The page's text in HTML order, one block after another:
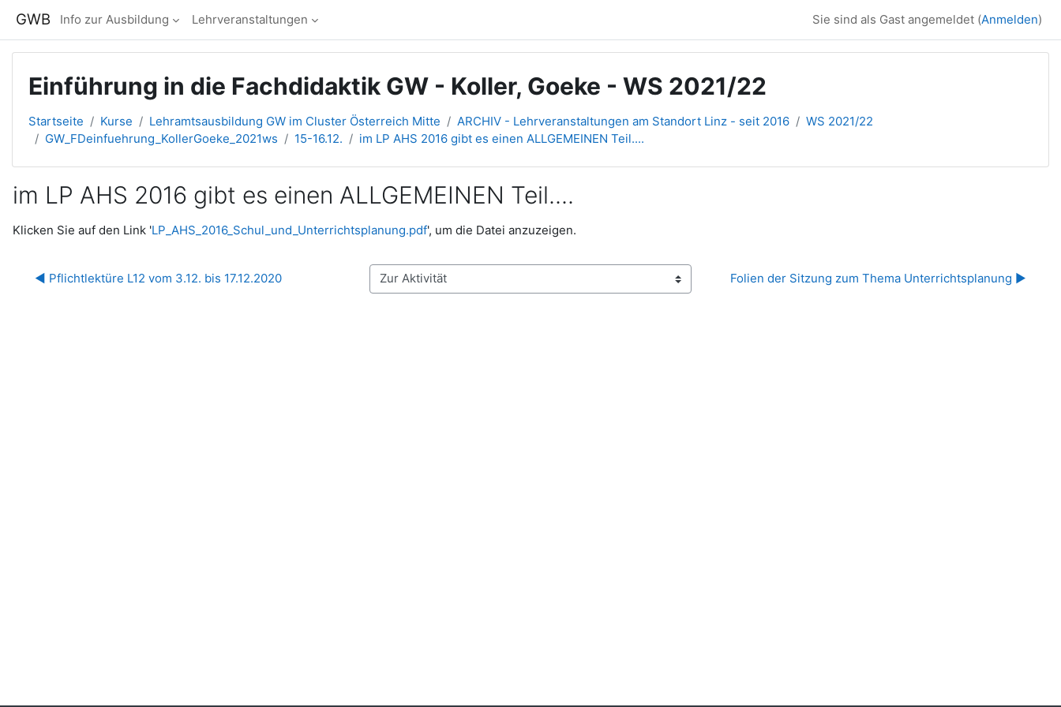
GWB Info zur Ausbildung Lehrveranstaltungen Sie sind als Gast angemeldet (Anmelden)
Einführung in die Fachdidaktik GW - Koller, Goeke - WS 2021/22
Startseite Kurse Lehramtsausbildung GW im Cluster Österreich Mitte ARCHIV - Lehrveranstaltungen am Standort Linz - seit 2016
WS 2021/22
GW_FDeinfuehrung_KollerGoeke_2021ws
15-16.12. im LP AHS 2016 gibt es einen ALLGEMEINEN Teil....
im LP AHS 2016 gibt es einen ALLGEMEINEN Teil....
Abschlussbedingungen
Klicken Sie auf den Link 'LP_AHS_2016_Schul_und_Unterrichtsplanung.pdf', um die Datei anzuzeigen.
◀︎ Pflichtlektüre L12 vom 3.12. bis 17.12.2020 Zur Aktivität Folien der Sitzung zum Thema Unterrichtsplanung ▶︎